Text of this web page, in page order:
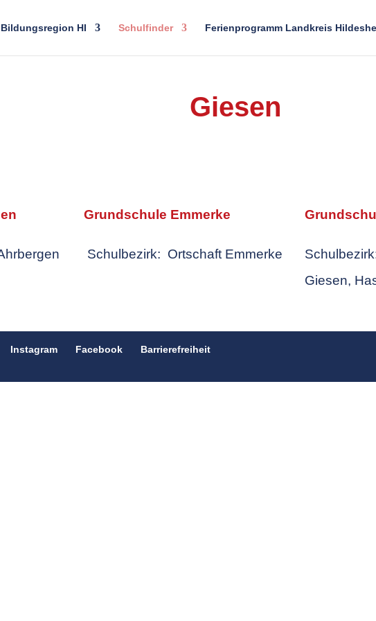
Bildungsregion HI Schulfinder Ferienprogramm Landkreis
Giesen
Grundschule Emmerke
Schulbezirk: Ortschaft Emmerke
Giesen,
Instagram Facebook Barrierefreiheit